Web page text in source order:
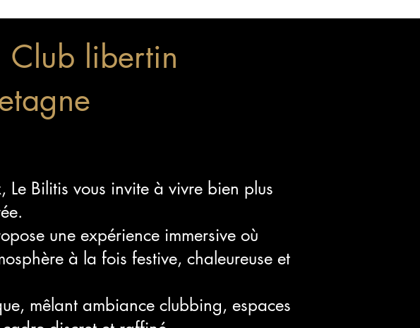
Club libertin
Bilitis vous invite à vivre bien plus
une expérience immersive où
à la fois festive, chaleureuse et
mêlant ambiance clubbing, espaces